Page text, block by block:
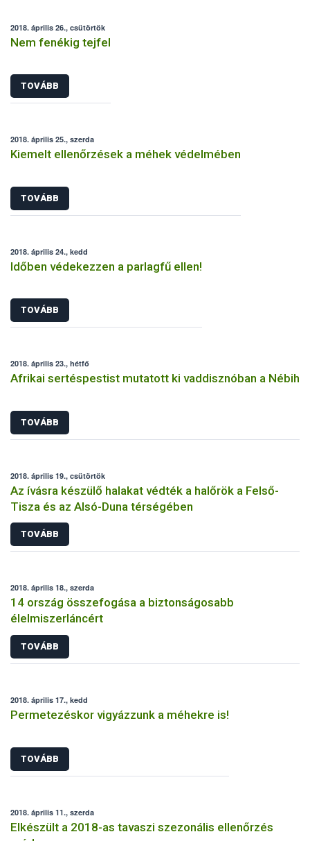
2018. április 26., csütörtök
Nem fenékig tejfel
TOVÁBB
2018. április 25., szerda
Kiemelt ellenőrzések a méhek védelmében
TOVÁBB
2018. április 24., kedd
Időben védekezzen a parlagfű ellen!
TOVÁBB
2018. április 23., hétfő
Afrikai sertéspestist mutatott ki vaddisznóban a Nébih
TOVÁBB
2018. április 19., csütörtök
Az ívásra készülő halakat védték a halőrök a Felső-
Tisza és az Alsó-Duna térségében
TOVÁBB
2018. április 18., szerda
14 ország összefogása a biztonságosabb
élelmiszerláncért
TOVÁBB
2018. április 17., kedd
Permetezéskor vigyázzunk a méhekre is!
TOVÁBB
2018. április 11., szerda
Elkészült a 2018-as tavaszi szezonális ellenőrzés